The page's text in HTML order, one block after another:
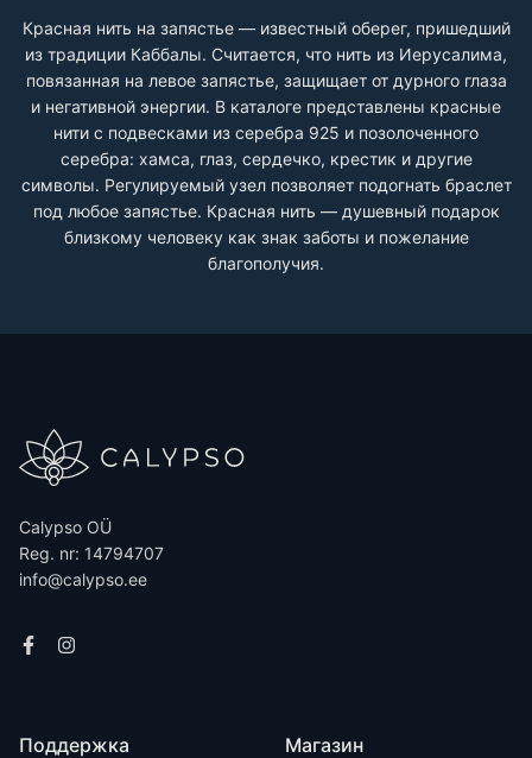
Красная нить на запястье — известный оберег, пришедший
из традиции Каббалы. Считается, что нить из Иерусалима,
повязанная на левое запястье, защищает от дурного глаза
и негативной энергии. В каталоге представлены красные
нити с подвесками из серебра 925 и позолоченного
серебра: хамса, глаз, сердечко, крестик и другие
символы. Регулируемый узел позволяет подогнать браслет
под любое запястье. Красная нить — душевный подарок
близкому человеку как знак заботы и пожелание
благополучия.
Calypso OÜ
Reg. nr: 14794707
info@calypso.ee
Поддержка Магазин